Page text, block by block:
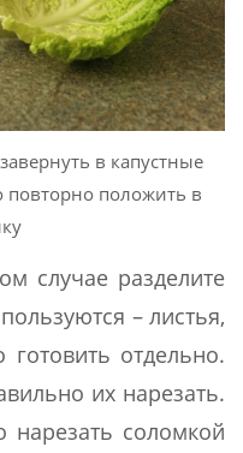
в капустные
повторно положить в
случае разделите
– листья,
отдельно.
их нарезать.
соломкой